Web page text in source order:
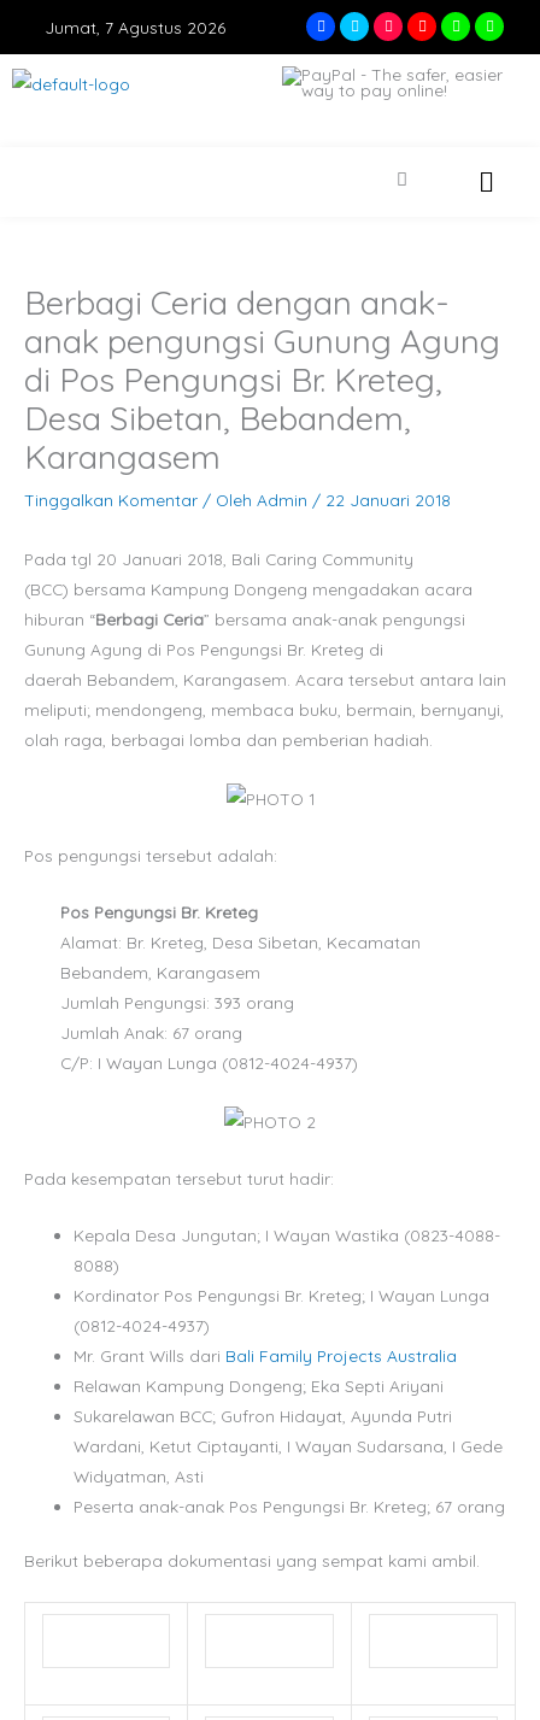
konten
Jumat, 7 Agustus 2026
F
a
c
b
o
o
T
w
i
e
I
n
s
a
g
r
Y
o
u
u
b
W
h
a
s
W
h
a
s
Berbagi Ceria dengan anak-
anak pengungsi Gunung Agung
di Pos Pengungsi Br. Kreteg,
Desa Sibetan, Bebandem,
Karangasem
Tinggalkan Komentar / Oleh Admin / 22 Januari 2018
Pada tgl 20 Januari 2018, Bali Caring Community
(BCC) bersama Kampung Dongeng mengadakan acara
hiburan “Berbagi Ceria” bersama anak-anak pengungsi
Gunung Agung di Pos Pengungsi Br. Kreteg di
daerah Bebandem, Karangasem. Acara tersebut antara lain
meliputi; mendongeng, membaca buku, bermain, bernyanyi,
olah raga, berbagai lomba dan pemberian hadiah.
Pos pengungsi tersebut adalah:
Pos Pengungsi Br. Kreteg
Alamat: Br. Kreteg, Desa Sibetan, Kecamatan
Bebandem, Karangasem
Jumlah Pengungsi: 393 orang
Jumlah Anak: 67 orang
C/P: I Wayan Lunga (0812-4024-4937)
Pada kesempatan tersebut turut hadir:
Kepala Desa Jungutan; I Wayan Wastika (0823-4088-
8088)
Kordinator Pos Pengungsi Br. Kreteg; I Wayan Lunga
(0812-4024-4937)
Mr. Grant Wills dari Bali Family Projects Australia
Relawan Kampung Dongeng; Eka Septi Ariyani
Sukarelawan BCC; Gufron Hidayat, Ayunda Putri
Wardani, Ketut Ciptayanti, I Wayan Sudarsana, I Gede
Widyatman, Asti
Peserta anak-anak Pos Pengungsi Br. Kreteg; 67 orang
Berikut beberapa dokumentasi yang sempat kami ambil.